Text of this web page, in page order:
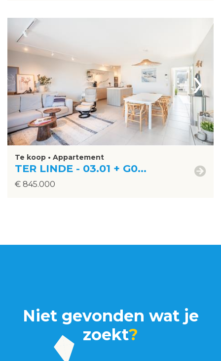
›
Te koop • Appartement
TER LINDE - 03.01 + G0...
€ 845.000
Niet gevonden wat je
zoekt?